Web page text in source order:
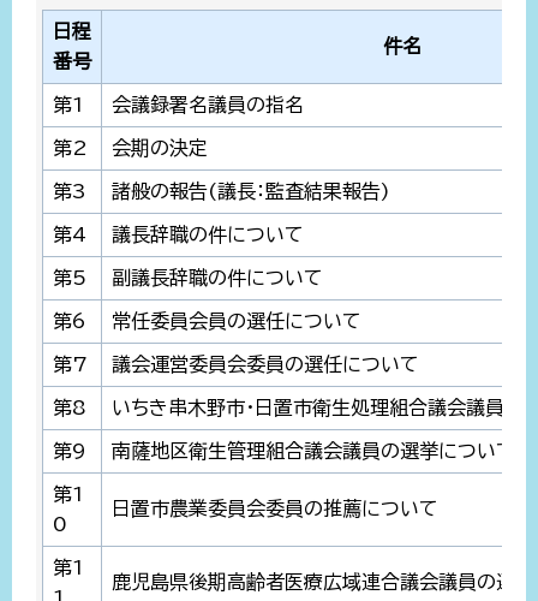
日程
番号
件名
第1 会議録署名議員の指名
第2 会期の決定
第3 諸般の報告(議長：監査結果報告)
第4 議長辞職の件について
第5 副議長辞職の件について
第6 常任委員会員の選任について
第7 議会運営委員会委員の選任について
第8 いちき串木野市・日置市衛生処理組合議会議員の
第9 南薩地区衛生管理組合議会議員の選挙について
第1
0
日置市農業委員会委員の推薦について
第1
鹿児島県後期高齢者医療広域連合議会議員の選